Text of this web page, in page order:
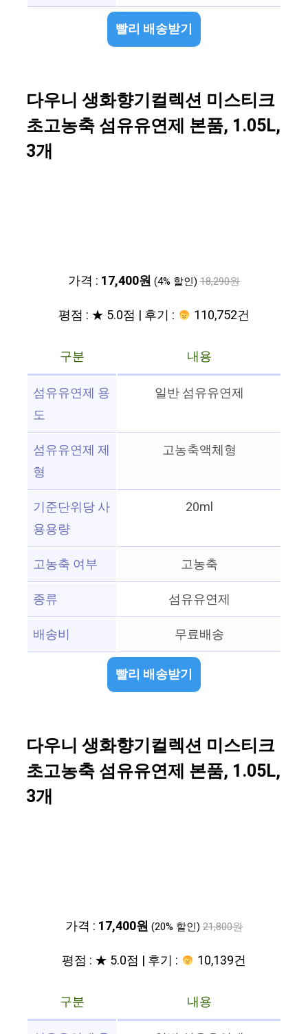
빨리 배송받기
다우니 생화향기컬렉션 미스티크
초고농축 섬유유연제 본품, 1.05L,
3개
가격 : 17,400원 (4% 할인) 18,290원
평점 : ★ 5.0점 | 후기 : 110,752건
구분
내용
섬유유연제 용
도
일반 섬유유연제
섬유유연제 제
형
고농축액체형
기준단위당 사
용용량
20ml
고농축 여부
고농축
종류
섬유유연제
배송비
무료배송
빨리 배송받기
다우니 생화향기컬렉션 미스티크
초고농축 섬유유연제 본품, 1.05L,
3개
가격 : 17,400원 (20% 할인) 21,800원
평점 : ★ 5.0점 | 후기 : 10,139건
구분
내용